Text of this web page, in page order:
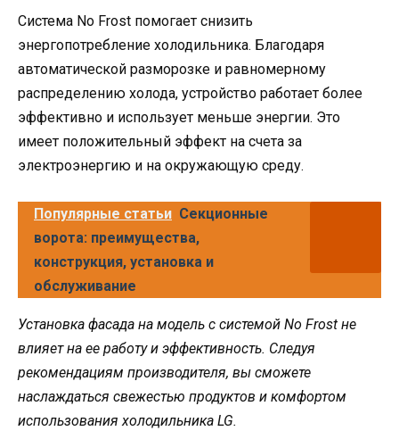
Система No Frost помогает снизить
энергопотребление холодильника. Благодаря
автоматической разморозке и равномерному
распределению холода, устройство работает более
эффективно и использует меньше энергии. Это
имеет положительный эффект на счета за
электроэнергию и на окружающую среду.
Популярные статьи Секционные
ворота: преимущества,
конструкция, установка и
обслуживание
Установка фасада на модель с системой No Frost не
влияет на ее работу и эффективность. Следуя
рекомендациям производителя, вы сможете
наслаждаться свежестью продуктов и комфортом
использования холодильника LG.